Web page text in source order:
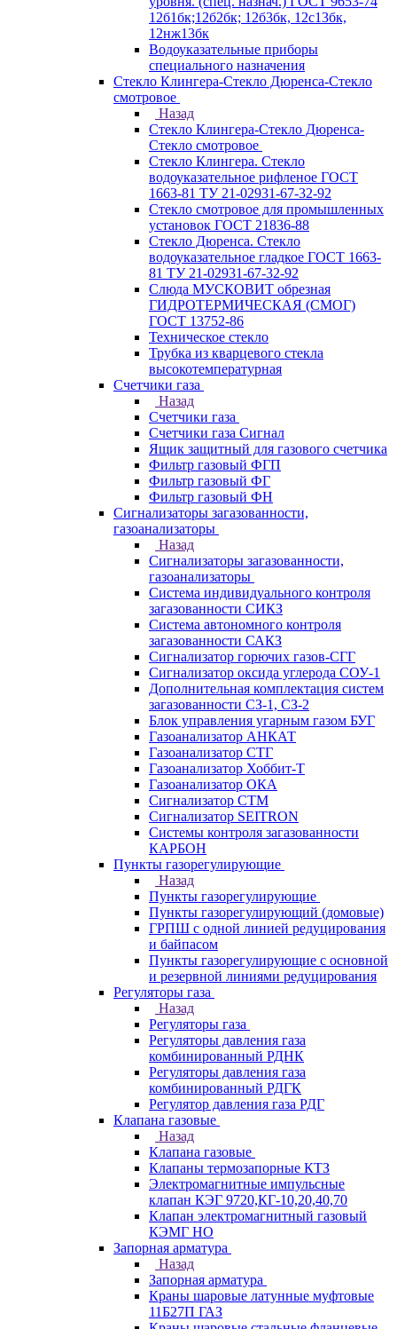
12б1бк;12б2бк; 12б3бк, 12с13бк,
12нж13бк
Водоуказательные приборы
специального назначения
Стекло Клингера-Стекло Дюренса-Стекло
смотровое
Назад
Стекло Клингера-Стекло Дюренса-
Стекло смотровое
Стекло Клингера. Стекло
водоуказательное рифленое ГОСТ
1663-81 ТУ 21-02931-67-32-92
Стекло смотровое для промышленных
установок ГОСТ 21836-88
Стекло Дюренса. Стекло
водоуказательное гладкое ГОСТ 1663-
81 ТУ 21-02931-67-32-92
Слюда МУСКОВИТ обрезная
ГИДРОТЕРМИЧЕСКАЯ (СМОГ)
ГОСТ 13752-86
Техническое стекло
Трубка из кварцевого стекла
высокотемпературная
Счетчики газа
Назад
Счетчики газа
Счетчики газа Сигнал
Ящик защитный для газового счетчика
Фильтр газовый ФГП
Фильтр газовый ФГ
Фильтр газовый ФН
Сигнализаторы загазованности,
газоанализаторы
Назад
Сигнализаторы загазованности,
газоанализаторы
Система индивидуального контроля
загазованности СИКЗ
Система автономного контроля
загазованности САКЗ
Сигнализатор горючих газов-СГГ
Сигнализатор оксида углерода СОУ-1
Дополнительная комплектация систем
загазованности СЗ-1, СЗ-2
Блок управления угарным газом БУГ
Газоанализатор АНКАТ
Газоанализатор СТГ
Газоанализатор Хоббит-Т
Газоанализатор ОКА
Сигнализатор СТМ
Сигнализатор SEITRON
Системы контроля загазованности
КАРБОН
Пункты газорегулирующие
Назад
Пункты газорегулирующие
Пункты газорегулирующий (домовые)
ГРПШ с одной линией редуцирования
и байпасом
Пункты газорегулирующие с основной
и резервной линиями редуцирования
Регуляторы газа
Назад
Регуляторы газа
Регуляторы давления газа
комбинированный РДНК
Регуляторы давления газа
комбинированный РДГК
Регулятор давления газа РДГ
Клапана газовые
Назад
Клапана газовые
Клапаны термозапорные КТЗ
Электромагнитные импульсные
клапан КЭГ 9720,КГ-10,20,40,70
Клапан электромагнитный газовый
КЭМГ НО
Запорная арматура
Назад
Запорная арматура
Краны шаровые латунные муфтовые
11Б27П ГАЗ